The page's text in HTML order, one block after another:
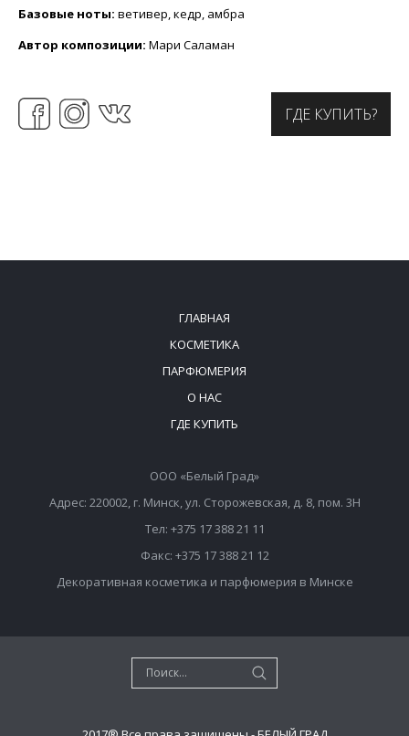
Базовые ноты: ветивер, кедр, амбра
Автор композиции: Мари Саламан
ГДЕ КУПИТЬ?
ГЛАВНАЯ
КОСМЕТИКА
ПАРФЮМЕРИЯ
О НАС
ГДЕ КУПИТЬ
ООО «Белый Град»
Адрес: 220002, г. Минск, ул. Сторожевская, д. 8, пом. 3Н
Тел: +375 17 388 21 11
Факс: +375 17 388 21 12
Декоративная косметика и парфюмерия в Минске